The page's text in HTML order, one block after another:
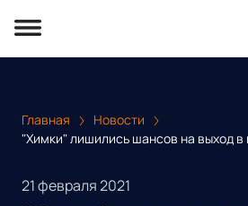
Главная
Новости
"Химки" лишились шансов на выход
21 февраля 2021